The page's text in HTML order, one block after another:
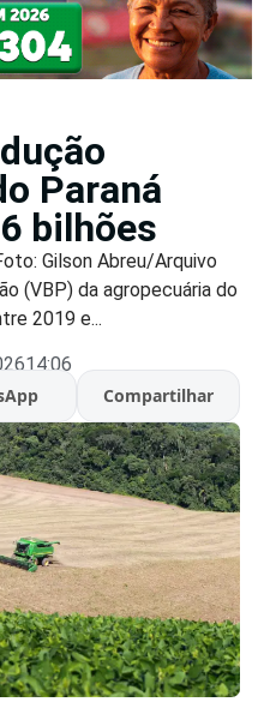
Paraná
bilhões
Gilson Abreu/Arquivo
(VBP) da agropecuária do
2019 e...
14:06
Compartilhar